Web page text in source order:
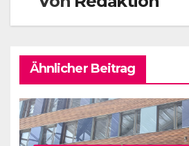
Ähnlicher Beitrag